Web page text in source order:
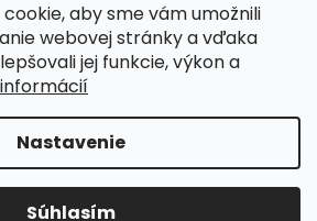
aby sme vám umožnili
webovej stránky a vďaka
jej funkcie, výkon a
Nastavenie
Súhlasím
spôsoby platby:
. Všetky práva
Upraviť nastavenie cookies